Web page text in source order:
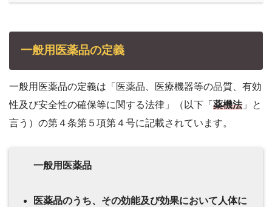
一般用医薬品の定義
一般用医薬品の定義は「医薬品、医療機器等の品質、有効
性及び安全性の確保等に関する法律」（以下「 薬機法」と
言う）の第４条第５項第４号に記載されています。
一般用医薬品
医薬品のうち、その効能及び効果において人体に